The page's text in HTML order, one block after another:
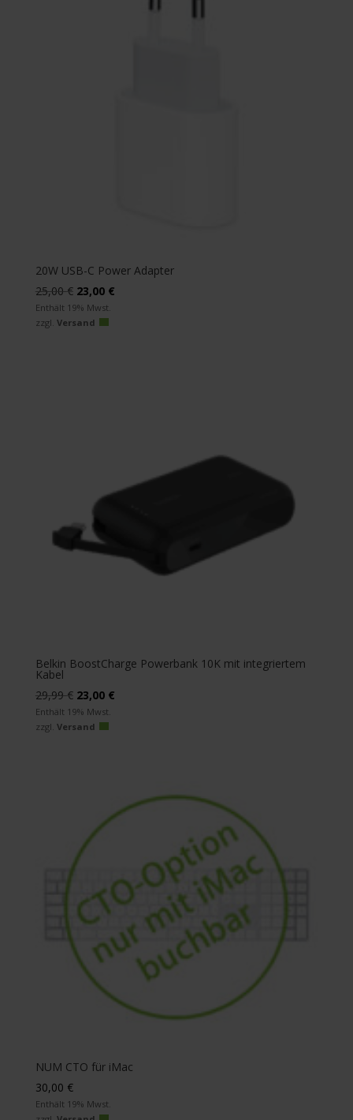
20W USB-C Power Adapter
25,00€ Ursprünglicher
Preis
war:
23,00 €Aktueller
Enthält 19% Mwst.
zzgl. Versand
Belkin BoostCharge Powerbank 10K mit integriertem
Kabel
29,99€ Ursprünglicher
Preis
war:
23,00 €Aktueller
Enthält 19% Mwst.
zzgl. Versand
NUM CTO für iMac
30,00 €
Enthält 19% Mwst.